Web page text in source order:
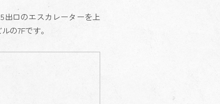
出口のエスカレーターを上
の7Fです。